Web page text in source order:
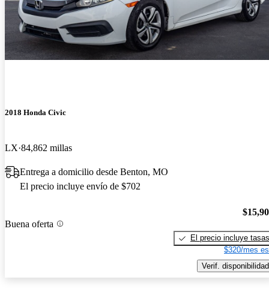
2018 Honda Civic
LX 84,862 millas
Entrega a domicilio desde Benton, MO
El precio incluye envío de $702
Buena oferta
El precio incluye tasas
$320/mes
Verif. disponibilidad